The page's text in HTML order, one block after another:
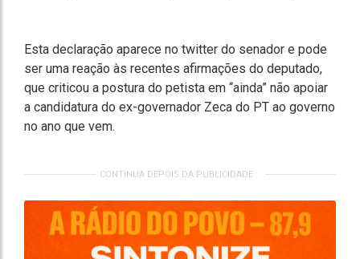
Esta declaração aparece no twitter do senador e pode
ser uma reação às recentes afirmações do deputado,
que criticou a postura do petista em “ainda” não apoiar
a candidatura do ex-governador Zeca do PT ao governo
no ano que vem.
CONTINUA DEPOIS DA PUBLICIDADE